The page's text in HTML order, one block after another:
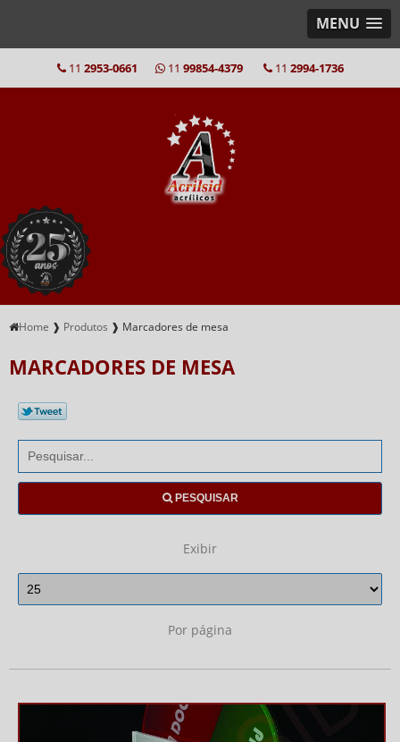
MENU
11 2953-0661 11 99854-4379 11 2994-1736
Home ❱ Produtos ❱ Marcadores de mesa
MARCADORES DE MESA
PESQUISAR
Exibir
Por página